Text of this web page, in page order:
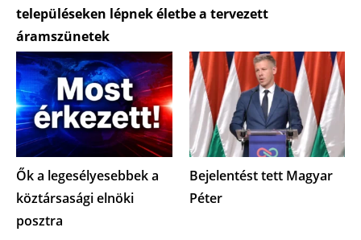
településeken lépnek életbe a tervezett
áramszünetek
Ők a legesélyesebbek a
köztársasági elnöki
posztra
Bejelentést tett Magyar
Péter